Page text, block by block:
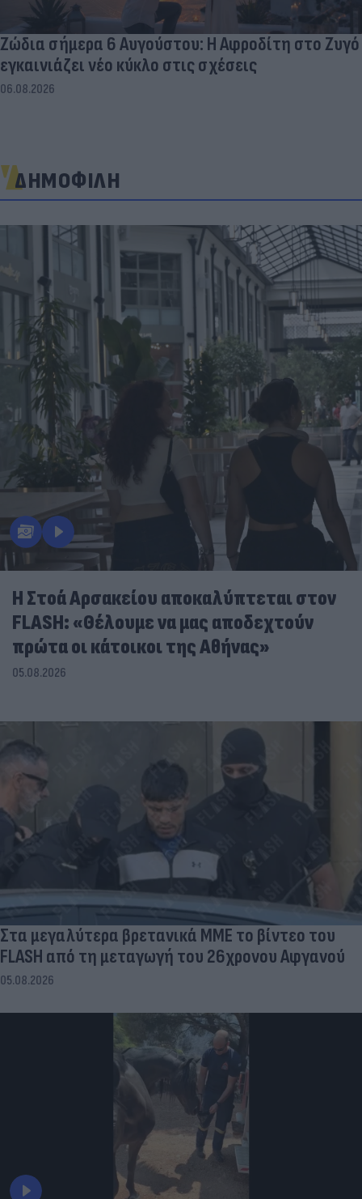
Ζώδια σήμερα 6 Αυγούστου: Η Αφροδίτη στο Ζυγό
εγκαινιάζει νέο κύκλο στις σχέσεις
06.08.2026
ΔΗΜΟΦΙΛΗ
Η Στοά Αρσακείου αποκαλύπτεται στον
FLASH: «Θέλουμε να μας αποδεχτούν
πρώτα οι κάτοικοι της Αθήνας»
05.08.2026
Στα μεγαλύτερα βρετανικά ΜΜΕ το βίντεο του
FLASH από τη μεταγωγή του 26χρονου Αφγανού
05.08.2026